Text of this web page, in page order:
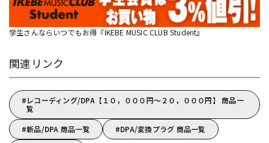
学生さんならいつでもお得『IKEBE MUSIC CLUB Student』
関連リンク
レコーディング/DPA【１０，０００円～２０，０００円】 商品一
覧
新品/DPA 商品一覧
DPA/変換プラグ 商品一覧